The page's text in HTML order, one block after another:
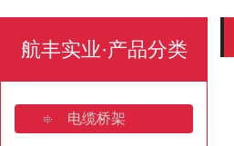
航丰实业·产品分类
电缆桥架